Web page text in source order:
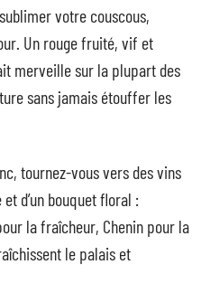
votre couscous,
Un rouge fruité, vif et
merveille sur la plupart des
sans jamais étouffer les
tournez-vous vers des vins
d’un bouquet floral :
la fraîcheur, Chenin pour la
le palais et